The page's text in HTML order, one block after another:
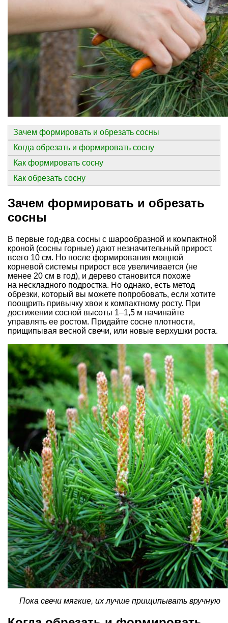
Зачем формировать и обрезать сосны
Когда обрезать и формировать сосну
Как формировать сосну
Как обрезать сосну
Зачем формировать и обрезать
сосны
В первые год-два сосны с шарообразной и компактной
кроной (сосны горные) дают незначительный прирост,
всего 10 см. Но после формирования мощной
корневой системы прирост все увеличивается (не
менее 20 см в год), и дерево становится похоже
на нескладного подростка. Но однако, есть метод
обрезки, который вы можете попробовать, если хотите
поощрить привычку хвои к компактному росту. При
достижении сосной высоты 1–1,5 м начинайте
управлять ее ростом. Придайте сосне плотности,
прищипывая весной свечи, или новые верхушки роста.
Пока свечи мягкие, их лучше прищипывать вручную